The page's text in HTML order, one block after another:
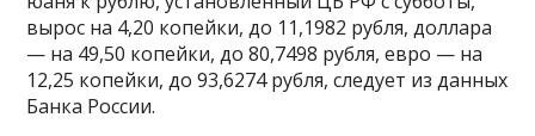
вырос на 4,20 копейки, до 11,1982 рубля, доллара
— на 49,50 копейки, до 80,7498 рубля, евро — на
12,25 копейки, до 93,6274 рубля, следует из данных
Банка России.